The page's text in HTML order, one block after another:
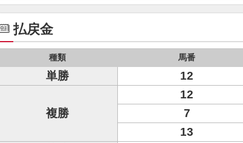
払戻金
種類 馬番
単勝 12
複勝
12
7
13